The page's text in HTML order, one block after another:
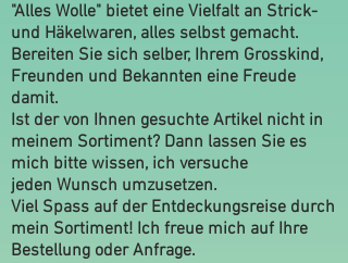
"Alles Wolle" bietet eine Vielfalt an Strick-
und Häkelwaren, alles selbst gemacht.
Bereiten Sie sich selber, Ihrem Grosskind,
Freunden und Bekannten eine Freude
damit.
Ist der von Ihnen gesuchte Artikel nicht in
meinem Sortiment? Dann lassen Sie es
mich bitte wissen, ich versuche
jeden Wunsch umzusetzen.
Viel Spass auf der Entdeckungsreise durch
mein Sortiment! Ich freue mich auf Ihre
Bestellung oder Anfrage.